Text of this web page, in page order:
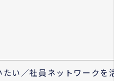
い／社員ネットワークを